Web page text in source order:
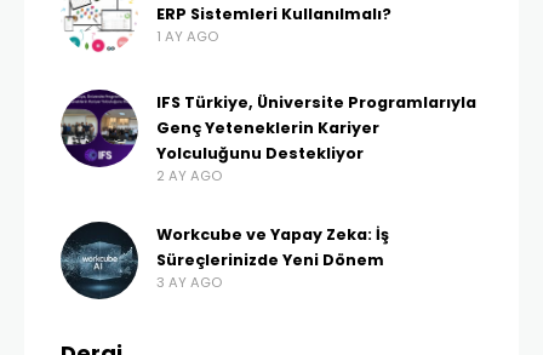
ERP Sistemleri Kullanılmalı?
1 AY AGO
IFS Türkiye, Üniversite Programlarıyla
Genç Yeteneklerin Kariyer
Yolculuğunu Destekliyor
2 AY AGO
Workcube ve Yapay Zeka: İş
Süreçlerinizde Yeni Dönem
3 AY AGO